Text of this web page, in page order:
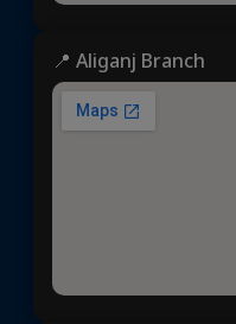
📍 Aliganj Branch